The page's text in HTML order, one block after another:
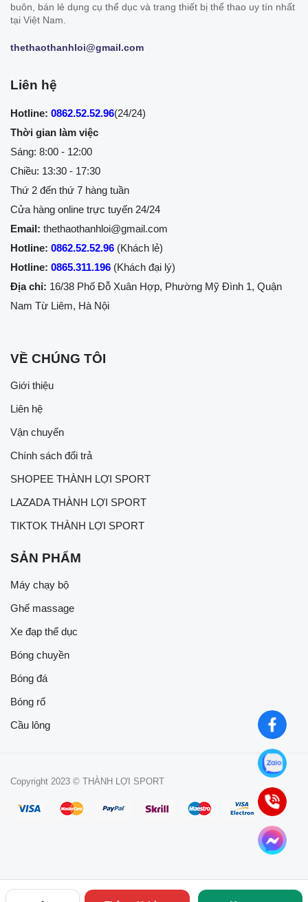
buôn, bán lẻ dụng cụ thể dục và trang thiết bị thể thao uy tín nhất
tại Việt Nam.
thethaothanhloi@gmail.com
Liên hệ
Hotline: 0862.52.52.96(24/24)
Thời gian làm việc
Sáng: 8:00 - 12:00
Chiều: 13:30 - 17:30
Thứ 2 đến thứ 7 hàng tuần
Cửa hàng online trực tuyến 24/24
Email: thethaothanhloi@gmail.com
Hotline: 0862.52.52.96 (Khách lẻ)
Hotline: 0865.311.196 (Khách đại lý)
Địa chỉ: 16/38 Phố Đỗ Xuân Hợp, Phường Mỹ Đình 1, Quận
Nam Từ Liêm, Hà Nội
VỀ CHÚNG TÔI
Giới thiệu
Liên hệ
Vận chuyển
Chính sách đổi trả
SHOPEE THÀNH LỢI SPORT
LAZADA THÀNH LỢI SPORT
TIKTOK THÀNH LỢI SPORT
SẢN PHẨM
Máy chạy bộ
Ghế massage
Xe đạp thể dục
Bóng chuyền
Bóng đá
Bóng rổ
Cầu lông
Copyright 2023 © THÀNH LỢI SPORT